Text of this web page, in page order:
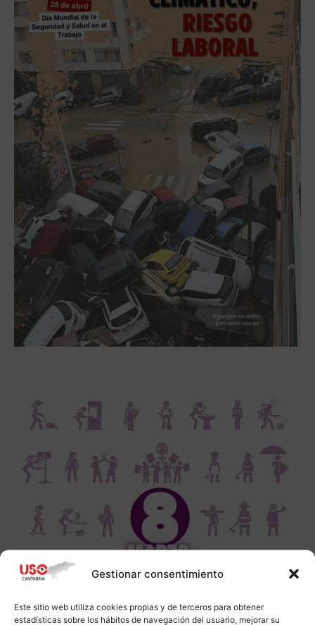
Gestionar consentimiento
Este sitio web utiliza cookies propias y de terceros para obtener
estadísticas sobre los hábitos de navegación del usuario, mejorar su